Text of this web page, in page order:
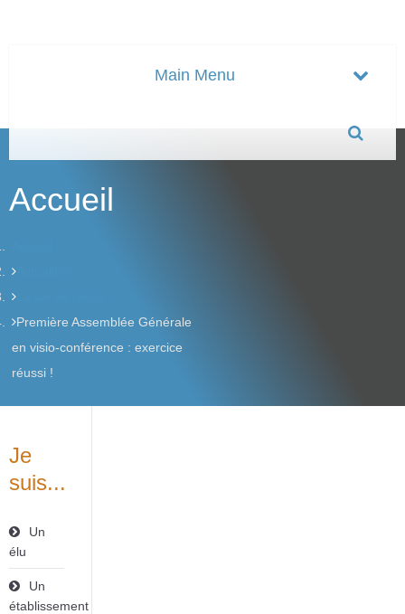
Accueil
Première Assemblée Générale
en visio-conférence : exercice
réussi !
Je
suis...
Un
élu
Un
établissement